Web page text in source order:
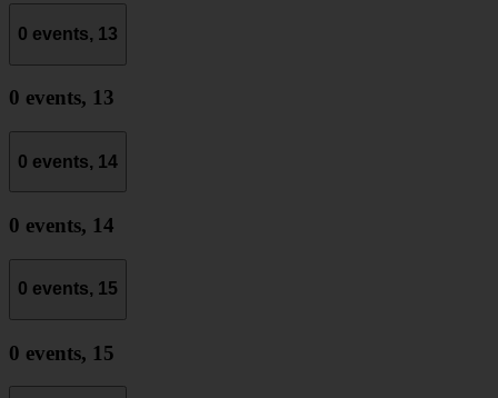
0 events, 13
0 events, 13
0 events, 14
0 events, 14
0 events, 15
0 events, 15